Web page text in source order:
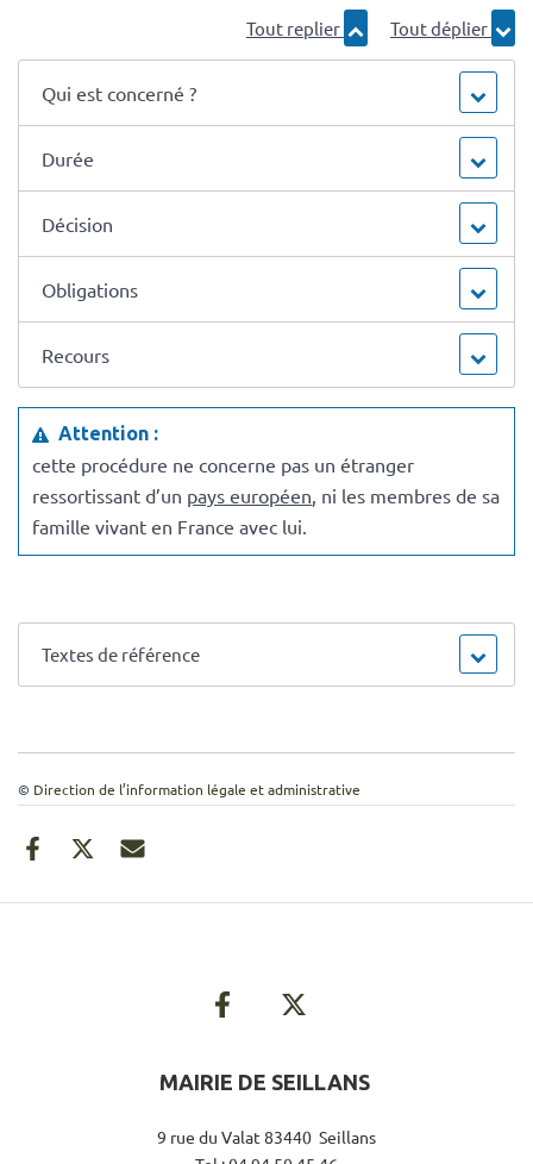
Tout replier Tout déplier
Qui est concerné ?
Durée
Décision
Obligations
Recours
Attention :
cette procédure ne concerne pas un étranger
ressortissant d’un pays européen, ni les membres de sa
famille vivant en France avec lui.
Textes de référence
© Direction de l’information légale et administrative
MAIRIE DE SEILLANS
9 rue du Valat 83440 Seillans